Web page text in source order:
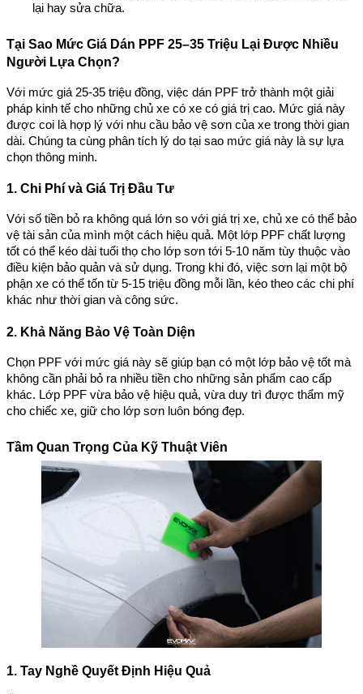
lại hay sửa chữa.
Tại Sao Mức Giá Dán PPF 25–35 Triệu Lại Được Nhiều
Người Lựa Chọn?
Với mức giá 25-35 triệu đồng, việc dán PPF trở thành một giải
pháp kinh tế cho những chủ xe có xe có giá trị cao. Mức giá này
được coi là hợp lý với nhu cầu bảo vệ sơn của xe trong thời gian
dài. Chúng ta cùng phân tích lý do tại sao mức giá này là sự lựa
chọn thông minh.
1. Chi Phí và Giá Trị Đầu Tư
Với số tiền bỏ ra không quá lớn so với giá trị xe, chủ xe có thể bảo
vệ tài sản của mình một cách hiệu quả. Một lớp PPF chất lượng
tốt có thể kéo dài tuổi thọ cho lớp sơn tới 5-10 năm tùy thuộc vào
điều kiện bảo quản và sử dụng. Trong khi đó, việc sơn lại một bộ
phận xe có thể tốn từ 5-15 triệu đồng mỗi lần, kéo theo các chi phí
khác như thời gian và công sức.
2. Khả Năng Bảo Vệ Toàn Diện
Chọn PPF với mức giá này sẽ giúp bạn có một lớp bảo vệ tốt mà
không cần phải bỏ ra nhiều tiền cho những sản phẩm cao cấp
khác. Lớp PPF vừa bảo vệ hiệu quả, vừa duy trì được thẩm mỹ
cho chiếc xe, giữ cho lớp sơn luôn bóng đẹp.
Tầm Quan Trọng Của Kỹ Thuật Viên
1. Tay Nghề Quyết Định Hiệu Quả